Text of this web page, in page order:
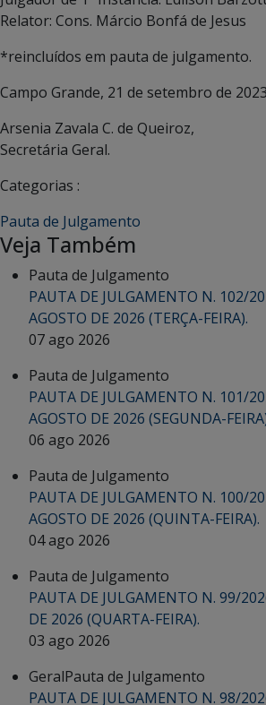
Relator: Cons. Márcio Bonfá de Jesus
*reincluídos em pauta de julgamento.
Campo Grande, 21 de setembro de
Arsenia Zavala C. de Queiroz,
Secretária Geral.
Categorias :
Pauta de Julgamento
Veja Também
Pauta de Julgamento
PAUTA DE JULGAMENTO N. 102/
AGOSTO DE 2026 (TERÇA-FEIRA).
07 ago 2026
Pauta de Julgamento
PAUTA DE JULGAMENTO N. 101/
AGOSTO DE 2026 (SEGUNDA-
06 ago 2026
Pauta de Julgamento
PAUTA DE JULGAMENTO N. 100/
AGOSTO DE 2026 (QUINTA-FEIRA).
04 ago 2026
Pauta de Julgamento
PAUTA DE JULGAMENTO N. 99/
DE 2026 (QUARTA-FEIRA).
03 ago 2026
GeralPauta de Julgamento
PAUTA DE JULGAMENTO N. 98/